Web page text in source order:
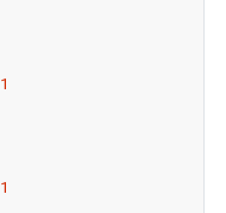
1
1